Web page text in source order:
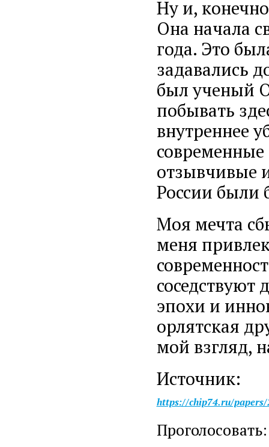
Ну и,
Она начала
года. Это
задавались
был ученый
побывать
внутреннее
отзывчивые
России были
Моя мечта
меня
эпохи и
орлятская
мой взгляд,
Источник:
https://chip74.ru/
Проголосовать: